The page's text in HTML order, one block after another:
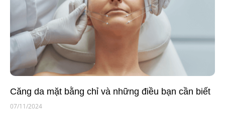
Căng da mặt bằng chỉ và những điều bạn cần biết
07/11/2024